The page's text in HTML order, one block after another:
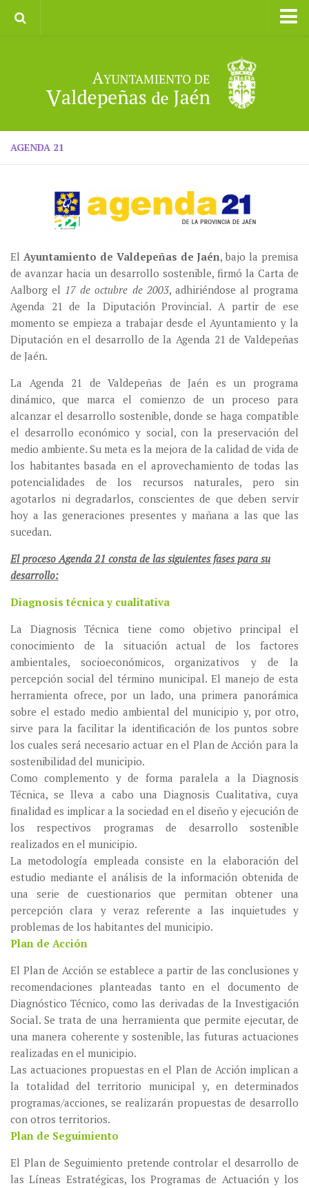
II CXM ROMPEALBARCAS 2023
AGENDA 21
El Ayuntamiento de Valdepeñas de Jaén, bajo la premisa
de avanzar hacia un desarrollo sostenible, firmó la Carta de
Aalborg el 17 de octubre de 2003, adhiriéndose al programa
Agenda 21 de la Diputación Provincial. A partir de ese
momento se empieza a trabajar desde el Ayuntamiento y la
Diputación en el desarrollo de la Agenda 21 de Valdepeñas
de Jaén.
La Agenda 21 de Valdepeñas de Jaén es un programa
dinámico, que marca el comienzo de un proceso para
alcanzar el desarrollo sostenible, donde se haga compatible
el desarrollo económico y social, con la preservación del
medio ambiente. Su meta es la mejora de la calidad de vida de
los habitantes basada en el aprovechamiento de todas las
potencialidades de los recursos naturales, pero sin
agotarlos ni degradarlos, conscientes de que deben servir
hoy a las generaciones presentes y mañana a las que las
sucedan.
El proceso Agenda 21 consta de las siguientes fases para su
desarrollo:
Diagnosis técnica y cualitativa
La Diagnosis Técnica tiene como objetivo principal el
conocimiento de la situación actual de los factores
ambientales, socioeconómicos, organizativos y de la
percepción social del término municipal. El manejo de esta
herramienta ofrece, por un lado, una primera panorámica
sobre el estado medio ambiental del municipio y, por otro,
sirve para la facilitar la identificación de los puntos sobre
los cuales será necesario actuar en el Plan de Acción para la
sostenibilidad del municipio.
Como complemento y de forma paralela a la Diagnosis
Técnica, se lleva a cabo una Diagnosis Cualitativa, cuya
finalidad es implicar a la sociedad en el diseño y ejecución de
los respectivos programas de desarrollo sostenible
realizados en el municipio.
La metodología empleada consiste en la elaboración del
estudio mediante el análisis de la información obtenida de
una serie de cuestionarios que permitan obtener una
percepción clara y veraz referente a las inquietudes y
problemas de los habitantes del municipio.
Plan de Acción
El Plan de Acción se establece a partir de las conclusiones y
recomendaciones planteadas tanto en el documento de
Diagnóstico Técnico, como las derivadas de la Investigación
Social. Se trata de una herramienta que permite ejecutar, de
una manera coherente y sostenible, las futuras actuaciones
realizadas en el municipio.
Las actuaciones propuestas en el Plan de Acción implican a
la totalidad del territorio municipal y, en determinados
programas/acciones, se realizarán propuestas de desarrollo
con otros territorios.
Plan de Seguimiento
El Plan de Seguimiento pretende controlar el desarrollo de
las Líneas Estratégicas, los Programas de Actuación y los